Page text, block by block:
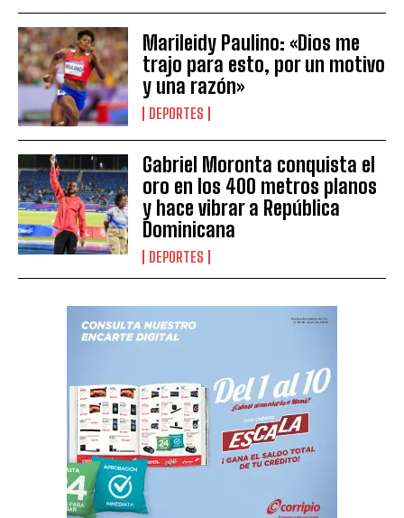
Marileidy Paulino: «Dios me
trajo para esto, por un motivo
y una razón»
DEPORTES
Gabriel Moronta conquista el
oro en los 400 metros planos
y hace vibrar a República
Dominicana
DEPORTES